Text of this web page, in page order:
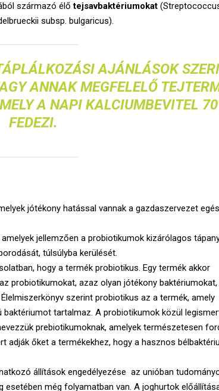
származó élőtejsavbaktériumokat
subsp. bulgaricus).
AJÁNLÁSOK
ANNAK MEGFELELŐ
A NAPI KALCIUMBEVITEL
FEDEZI.
jótékony hatással vannak a gazdaszervezet
jellemzően a probiotikumok kizárólagos
túlsúlyba kerülését.
hogy a termék probiotikus. Egy termék akkor
probiotikumokat, azaz olyan jótékony baktériumokat,
szerint probiotikus az a termék, amely
tartalmaz. A probiotikumok közül
prebiotikumoknak, amelyek természetesen
adják őket a termékekhez, hogy a hasznos
állítások engedélyezése az unióban
esetében még folyamatban van. A joghurtok